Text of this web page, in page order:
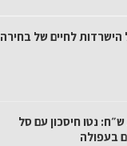
הישרדות לחיים של בחירה
פער של יותר מ־125 ש״ח: נטו חיסכון עם סל
בעפולה